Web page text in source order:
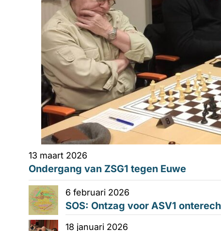
13 maart 2026
Ondergang van ZSG1 tegen Euwe
6 februari 2026
SOS: Ontzag voor ASV1
18 januari 2026